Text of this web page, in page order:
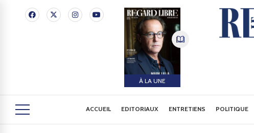
À LA UNE
ACCUEIL EDITORIAUX ENTRETIENS POLITIQUE